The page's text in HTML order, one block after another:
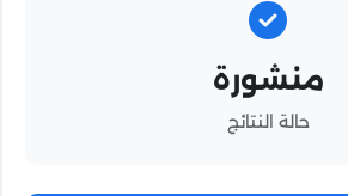
منشورة
حالة النتائج